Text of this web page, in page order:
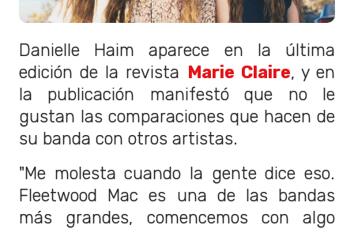
Danielle Haim aparece en la última
edición de la revista
Marie Claire, y en
la publicación manifestó que no le
gustan las comparaciones que hacen de
su banda con otros artistas.
"Me molesta cuando la gente dice eso.
Fleetwood Mac es una de las bandas
más grandes, comencemos con algo